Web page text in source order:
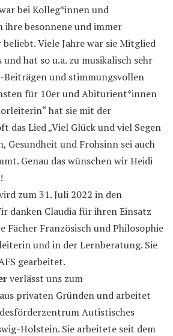
bei Kolleg*innen und
ihre besonnene und immer
Viele Jahre war sie Mitglied
hat so u.a. zu musikalisch sehr
Beiträgen und stimmungsvollen
für 10er und Abiturient*innen
hat sie mit der
das Lied „Viel Glück und viel Segen
Gesundheit und Frohsinn sei auch
Genau das wünschen wir Heidi
zum 31. Juli 2022 in den
danken Claudia für ihren Einsatz
Fächer Französisch und Philosophie
und in der Lernberatung. Sie
gearbeitet.
verlässt uns zum
privaten Gründen und arbeitet
Autistisches
Holstein. Sie arbeitete seit dem